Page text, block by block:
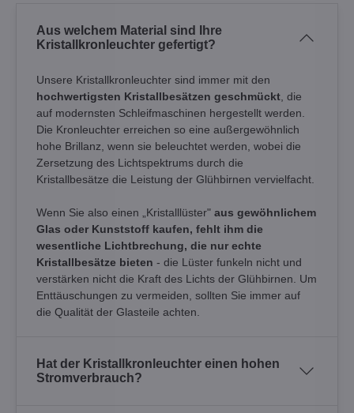
Aus welchem Material sind Ihre
Kristallkronleuchter gefertigt?
Unsere Kristallkronleuchter sind immer mit den
hochwertigsten Kristallbesätzen geschmückt , die
auf modernsten Schleifmaschinen hergestellt werden.
Die Kronleuchter erreichen so eine außergewöhnlich
hohe Brillanz, wenn sie beleuchtet werden, wobei die
Zersetzung des Lichtspektrums durch die
Kristallbesätze die Leistung der Glühbirnen vervielfacht.
Wenn Sie also einen „Kristalllüster" aus gewöhnlichem
Glas oder Kunststoff kaufen, fehlt ihm die
wesentliche Lichtbrechung, die nur echte
Kristallbesätze bieten - die Lüster funkeln nicht und
verstärken nicht die Kraft des Lichts der Glühbirnen. Um
Enttäuschungen zu vermeiden, sollten Sie immer auf
die Qualität der Glasteile achten.
Hat der Kristallkronleuchter einen hohen
Stromverbrauch?